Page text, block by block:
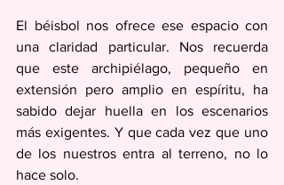
El béisbol nos ofrece ese espacio con
una claridad particular. Nos recuerda
que este archipiélago, pequeño en
extensión pero amplio en espíritu, ha
sabido dejar huella en los escenarios
más exigentes. Y que cada vez que uno
de los nuestros entra al terreno, no lo
hace solo.